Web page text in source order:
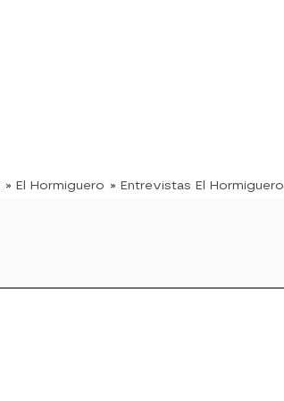
» El Hormiguero » Entrevistas El Hormiguero